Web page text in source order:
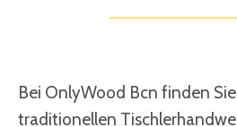
Bei OnlyWood Bcn finden
traditionellen